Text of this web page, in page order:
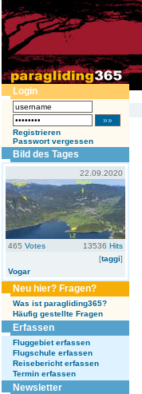
Login
Registrieren
Passwort vergessen
Bild des Tages
22.09.2020
465 Votes 13536 Hits
[taggi]
Vogar
Neu hier? Fragen?
Was ist paragliding365?
Häufig gestellte Fragen
Erfassen
Fluggebiet erfassen
Flugschule erfassen
Reisebericht erfassen
Termin erfassen
Newsletter